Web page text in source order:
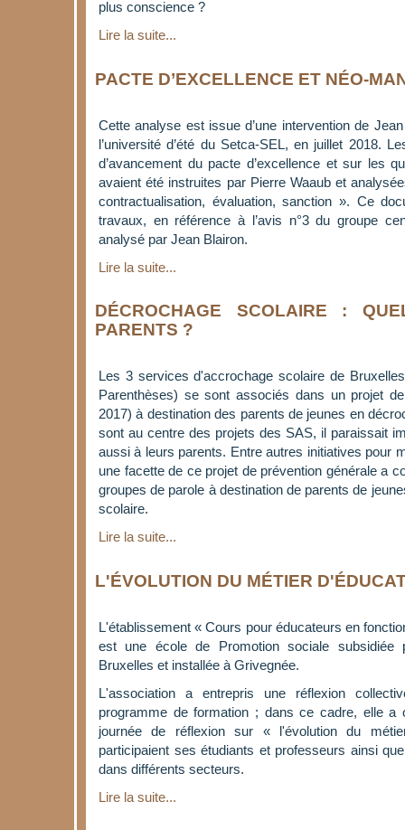
plus conscience ?
Lire la suite...
PACTE D’EXCELLENCE ET NÉO-
Cette analyse est issue d’une intervention de
l’université d’été du Setca-SEL, en juillet 2018.
d’avancement du pacte d’excellence et sur les
avaient été instruites par Pierre Waaub et
contractualisation, évaluation, sanction ». Ce
travaux, en référence à l’avis n°3 du groupe
analysé par Jean Blairon.
Lire la suite...
DÉCROCHAGE SCOLAIRE :
PARENTS ?
Les 3 services d'accrochage scolaire de
Parenthèses) se sont associés dans un projet
2017) à destination des parents de jeunes en
sont au centre des projets des SAS, il paraissait
aussi à leurs parents. Entre autres initiatives pour
une facette de ce projet de prévention générale a
groupes de parole à destination de parents de
scolaire.
Lire la suite...
L'ÉVOLUTION DU MÉTIER
L'établissement « Cours pour éducateurs en
est une école de Promotion sociale subsidiée
Bruxelles et installée à Grivegnée.
L'association a entrepris une réflexion
programme de formation ; dans ce cadre, elle a
journée de réflexion sur « l'évolution du
participaient ses étudiants et professeurs ainsi
dans différents secteurs.
Lire la suite...